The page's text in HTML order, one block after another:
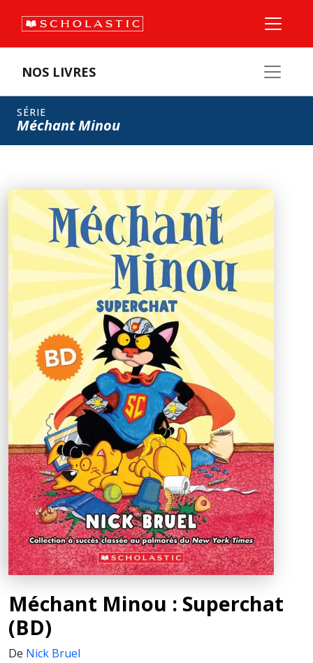
NOS LIVRES
SÉRIE
Méchant Minou
Méchant Minou : Superchat
(BD)
De Nick Bruel